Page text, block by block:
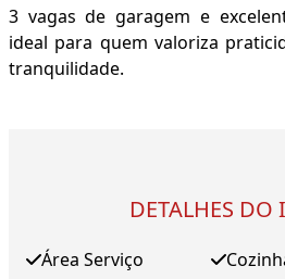
3 vagas de garagem e
ideal para quem valoriza
tranquilidade.
DETALHES DO
Área Serviço